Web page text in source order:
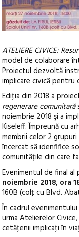
ATELIERE CIVICE:
model de colaborare
Proiectul dezvoltă
implicare civică pentru
Ediţia din 2018 a
regenerare comunitară
noiembrie 2018 şi a
Kiseleff. Împreună cu
membrii celor 2
încercat să idenfifice
comunităţile din care
Evenimentul de final
noiembrie 2018, ora
160B (colţ cu Blvd.
În cadrul
urma Atelierelor
cetăţenii implicaţi în